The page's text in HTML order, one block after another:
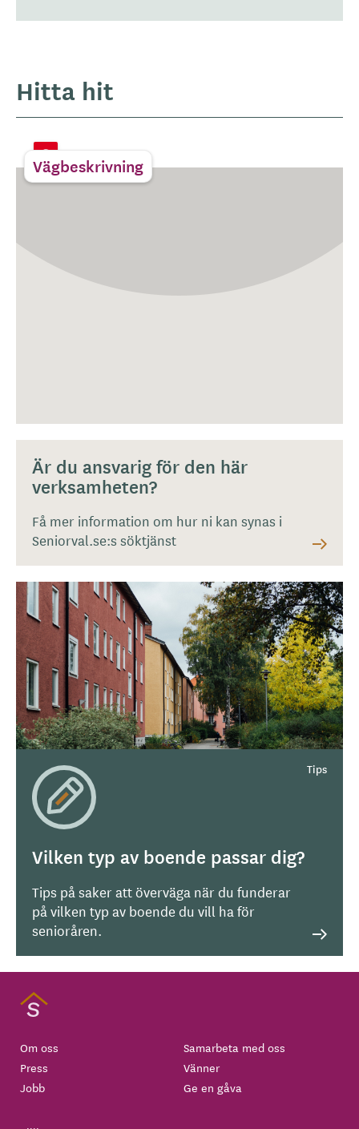
Hitta hit
Vägbeskrivning
Är du ansvarig för den här
verksamheten?
Få mer information om hur ni kan synas i
Seniorval.se:s söktjänst
Vilken typ av boende passar dig?
Tips på saker att överväga när du funderar
på vilken typ av boende du vill ha för
senioråren.
Om oss
Press
Jobb
Samarbeta med oss
Vänner
Ge en gåva